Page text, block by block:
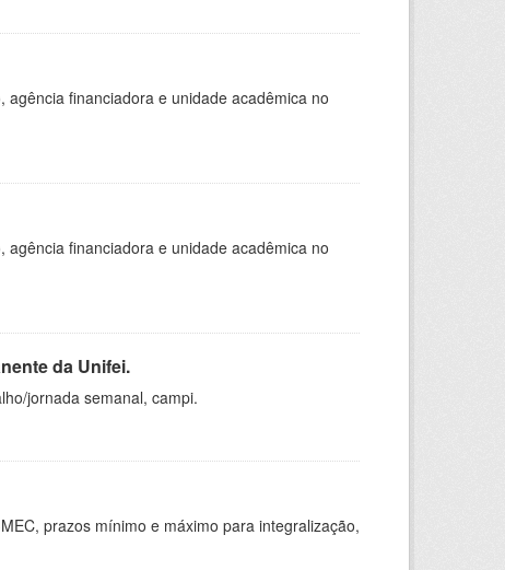
financiadora e unidade acadêmica no
financiadora e unidade acadêmica no
da Unifei.
jornada semanal, campi.
prazos mínimo e máximo para integralização,